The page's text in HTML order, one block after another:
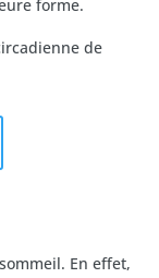
forme.
de
En effet,